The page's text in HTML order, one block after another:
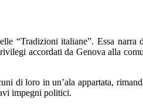
“Tradizioni italiane”. Essa narra
accordati da Genova alla
di loro in un’ala appartata,
impegni politici.